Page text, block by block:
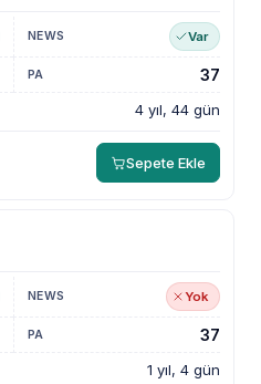
Var
4 yıl, 44 gün
37
Sepete Ekle
Yok
1 yıl, 4 gün
37